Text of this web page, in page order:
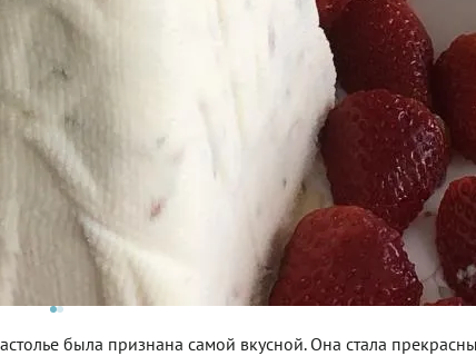
была признана самой вкусной. Она стала